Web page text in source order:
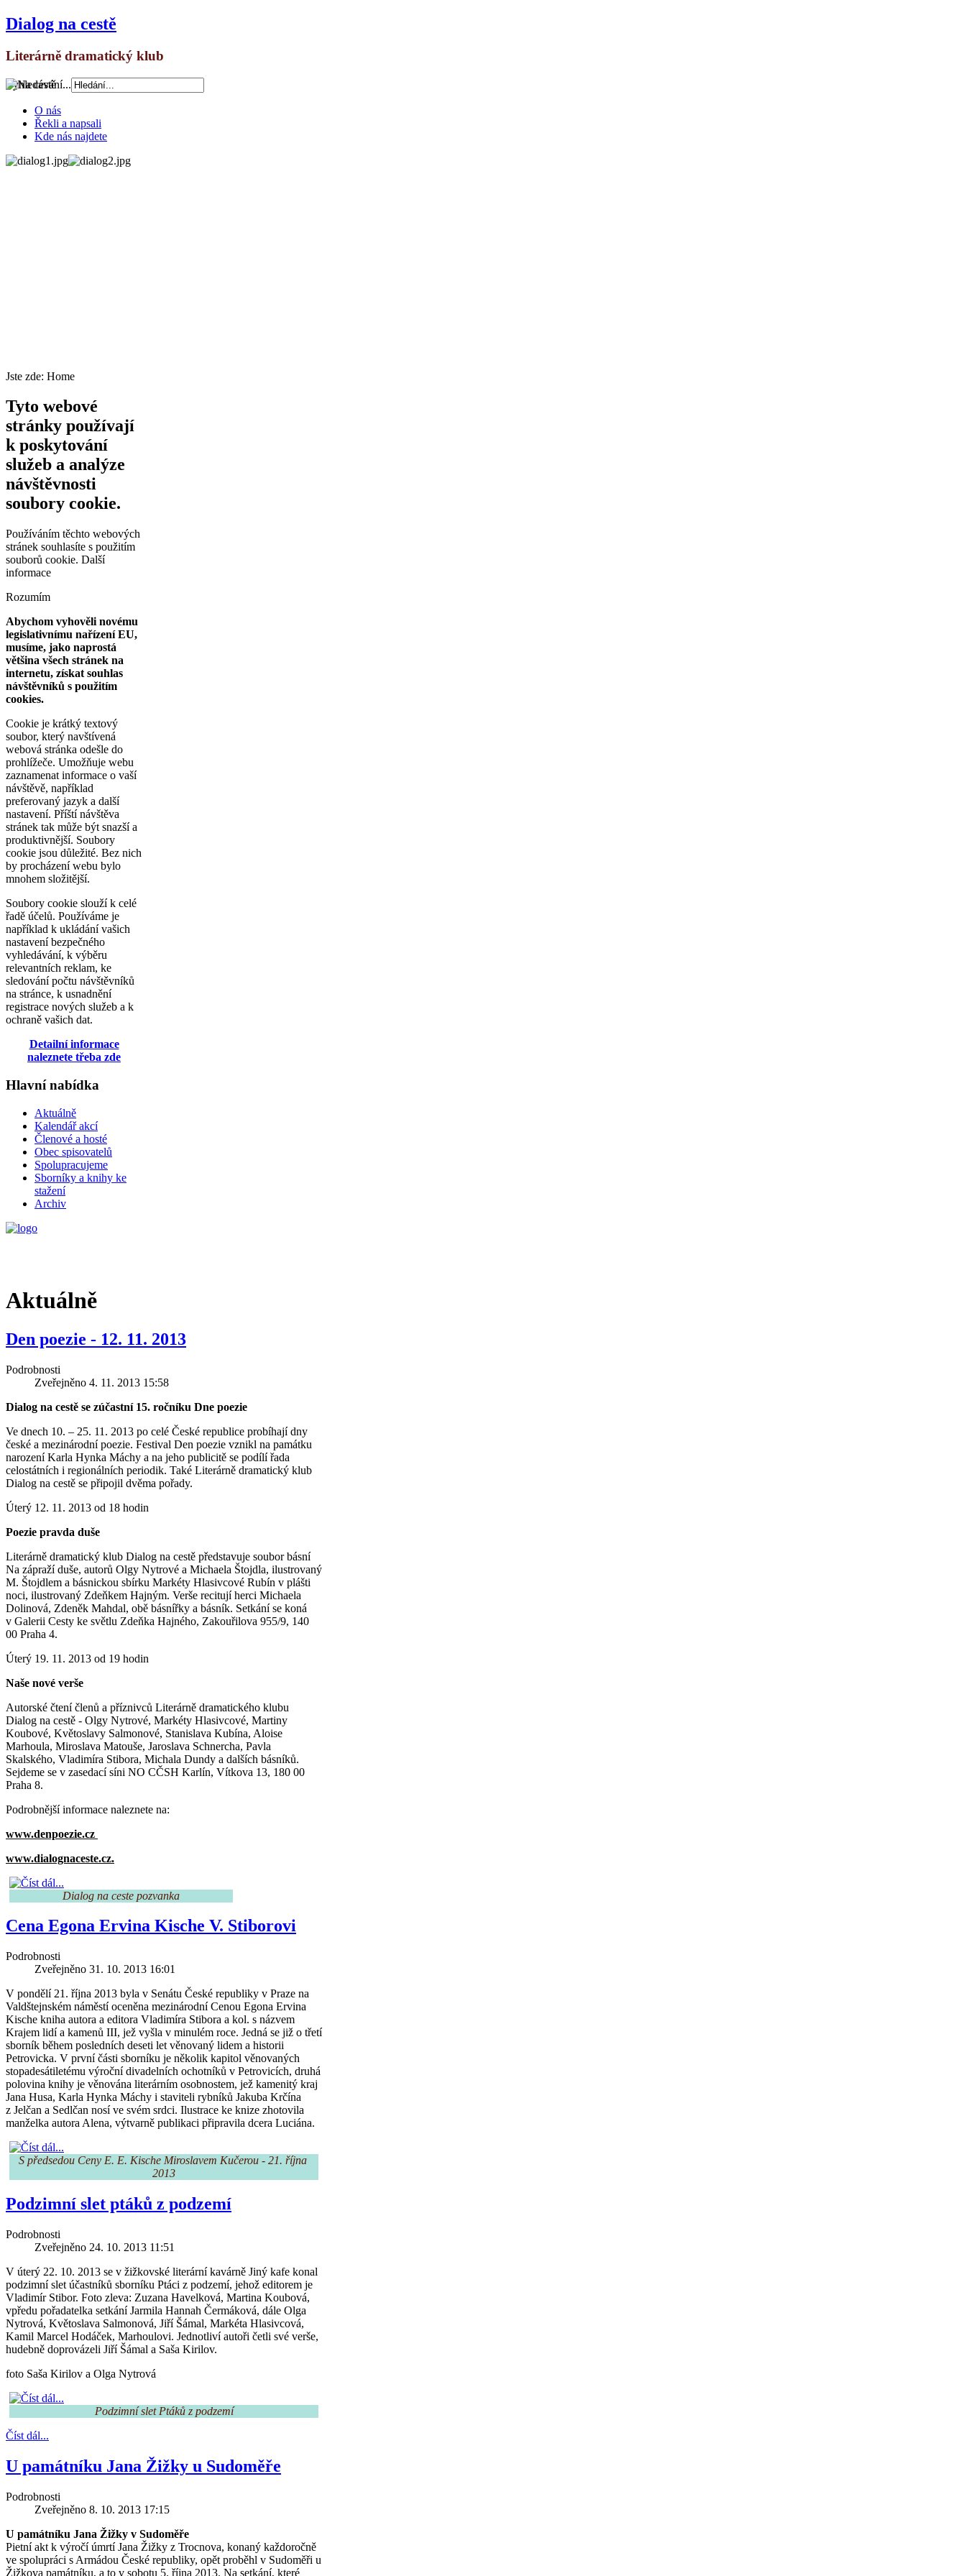
Dialog na cestě
Literárně dramatický klub
Vyhledávání...
O nás
Řekli a napsali
Kde nás najdete
Jste zde: Home
Tyto webové
stránky používají
k poskytování
služeb a analýze
návštěvnosti
soubory cookie.
Používáním těchto webových
stránek souhlasíte s použitím
souborů cookie. Další
informace
Rozumím
Abychom vyhověli novému
legislativnímu nařízení EU,
musíme, jako naprostá
většina všech stránek na
internetu, získat souhlas
návštěvníků s použitím
cookies.
Cookie je krátký textový
soubor, který navštívená
webová stránka odešle do
prohlížeče. Umožňuje webu
zaznamenat informace o vaší
návštěvě, například
preferovaný jazyk a další
nastavení. Příští návštěva
stránek tak může být snazší a
produktivnější. Soubory
cookie jsou důležité. Bez nich
by procházení webu bylo
mnohem složitější.
Soubory cookie slouží k celé
řadě účelů. Používáme je
například k ukládání vašich
nastavení bezpečného
vyhledávání, k výběru
relevantních reklam, ke
sledování počtu návštěvníků
na stránce, k usnadnění
registrace nových služeb a k
ochraně vašich dat.
Detailní informace
naleznete třeba zde
Hlavní nabídka
Aktuálně
Kalendář akcí
Členové a hosté
Obec spisovatelů
Spolupracujeme
Sborníky a knihy ke
stažení
Archiv
Aktuálně
Den poezie - 12. 11. 2013
Podrobnosti
Zveřejněno 4. 11. 2013 15:58
Dialog na cestě se zúčastní 15. ročníku Dne poezie
Ve dnech 10. – 25. 11. 2013 po celé České republice probíhají dny
české a mezinárodní poezie. Festival Den poezie vznikl na památku
narození Karla Hynka Máchy a na jeho publicitě se podílí řada
celostátních i regionálních periodik. Také Literárně dramatický klub
Dialog na cestě se připojil dvěma pořady.
Úterý 12. 11. 2013 od 18 hodin
Poezie pravda duše
Literárně dramatický klub Dialog na cestě představuje soubor básní
Na zápraží duše, autorů Olgy Nytrové a Michaela Štojdla, ilustrovaný
M. Štojdlem a básnickou sbírku Markéty Hlasivcové Rubín v plášti
noci, ilustrovaný Zdeňkem Hajným. Verše recitují herci Michaela
Dolinová, Zdeněk Mahdal, obě básnířky a básník. Setkání se koná
v Galerii Cesty ke světlu Zdeňka Hajného, Zakouřilova 955/9, 140
00 Praha 4.
Úterý 19. 11. 2013 od 19 hodin
Naše nové verše
Autorské čtení členů a příznivců Literárně dramatického klubu
Dialog na cestě - Olgy Nytrové, Markéty Hlasivcové, Martiny
Koubové, Květoslavy Salmonové, Stanislava Kubína, Aloise
Marhoula, Miroslava Matouše, Jaroslava Schnercha, Pavla
Skalského, Vladimíra Stibora, Michala Dundy a dalších básníků.
Sejdeme se v zasedací síni NO CČSH Karlín, Vítkova 13, 180 00
Praha 8.
Podrobnější informace naleznete na:
www.denpoezie.cz
www.dialognaceste.cz.
Dialog na ceste pozvanka
Cena Egona Ervina Kische V. Stiborovi
Podrobnosti
Zveřejněno 31. 10. 2013 16:01
V pondělí 21. října 2013 byla v Senátu České republiky v Praze na
Valdštejnském náměstí oceněna mezinárodní Cenou Egona Ervina
Kische kniha autora a editora Vladimíra Stibora a kol. s názvem
Krajem lidí a kamenů III, jež vyšla v minulém roce. Jedná se již o třetí
sborník během posledních deseti let věnovaný lidem a historii
Petrovicka. V první části sborníku je několik kapitol věnovaných
stopadesátiletému výroční divadelních ochotníků v Petrovicích, druhá
polovina knihy je věnována literárním osobnostem, jež kamenitý kraj
Jana Husa, Karla Hynka Máchy i staviteli rybníků Jakuba Krčína
z Jelčan a Sedlčan nosí ve svém srdci. Ilustrace ke knize zhotovila
manželka autora Alena, výtvarně publikaci připravila dcera Luciána.
S předsedou Ceny E. E. Kische Miroslavem Kučerou - 21. října
2013
Podzimní slet ptáků z podzemí
Podrobnosti
Zveřejněno 24. 10. 2013 11:51
V úterý 22. 10. 2013 se v žižkovské literární kavárně Jiný kafe konal
podzimní slet účastníků sborníku Ptáci z podzemí, jehož editorem je
Vladimír Stibor. Foto zleva: Zuzana Havelková, Martina Koubová,
vpředu pořadatelka setkání Jarmila Hannah Čermáková, dále Olga
Nytrová, Květoslava Salmonová, Jiří Šámal, Markéta Hlasivcová,
Kamil Marcel Hodáček, Marhoulovi. Jednotliví autoři četli své verše,
hudebně doprovázeli Jiří Šámal a Saša Kirilov.
foto Saša Kirilov a Olga Nytrová
Podzimní slet Ptáků z podzemí
Číst dál...
U památníku Jana Žižky u Sudoměře
Podrobnosti
Zveřejněno 8. 10. 2013 17:15
U památníku Jana Žižky v Sudoměře
Pietní akt k výročí úmrtí Jana Žižky z Trocnova, konaný každoročně
ve spolupráci s Armádou České republiky, opět proběhl v Sudoměři u
Žižkova památníku, a to v sobotu 5. října 2013. Na setkání, které